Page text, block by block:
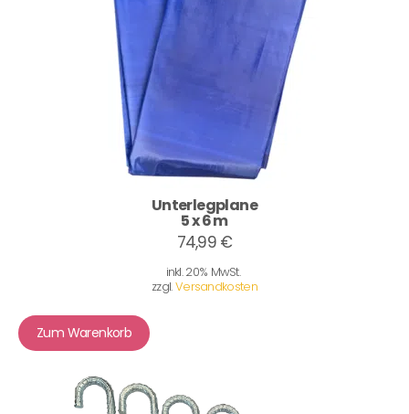
Unterlegplane
5 x 6 m
74,99 €
inkl. 20% MwSt.
zzgl.Versandkosten
Zum Warenkorb